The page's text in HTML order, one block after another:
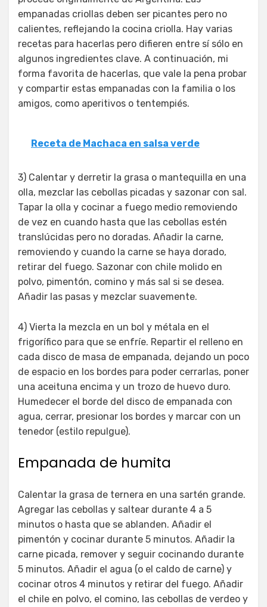
empanadas criollas deben ser picantes pero no
calientes, reflejando la cocina criolla. Hay varias
recetas para hacerlas pero difieren entre sí sólo en
algunos ingredientes clave. A continuación, mi
forma favorita de hacerlas, que vale la pena probar
y compartir estas empanadas con la familia o los
amigos, como aperitivos o tentempiés.
Receta de Machaca en salsa verde
3) Calentar y derretir la grasa o mantequilla en una
olla, mezclar las cebollas picadas y sazonar con sal.
Tapar la olla y cocinar a fuego medio removiendo
de vez en cuando hasta que las cebollas estén
translúcidas pero no doradas. Añadir la carne,
removiendo y cuando la carne se haya dorado,
retirar del fuego. Sazonar con chile molido en
polvo, pimentón, comino y más sal si se desea.
Añadir las pasas y mezclar suavemente.
4) Vierta la mezcla en un bol y métala en el
frigorífico para que se enfríe. Repartir el relleno en
cada disco de masa de empanada, dejando un poco
de espacio en los bordes para poder cerrarlas, poner
una aceituna encima y un trozo de huevo duro.
Humedecer el borde del disco de empanada con
agua, cerrar, presionar los bordes y marcar con un
tenedor (estilo repulgue).
Empanada de humita
Calentar la grasa de ternera en una sartén grande.
Agregar las cebollas y saltear durante 4 a 5
minutos o hasta que se ablanden. Añadir el
pimentón y cocinar durante 5 minutos. Añadir la
carne picada, remover y seguir cocinando durante
5 minutos. Añadir el agua (o el caldo de carne) y
cocinar otros 4 minutos y retirar del fuego. Añadir
el chile en polvo, el comino, las cebollas de verdeo y